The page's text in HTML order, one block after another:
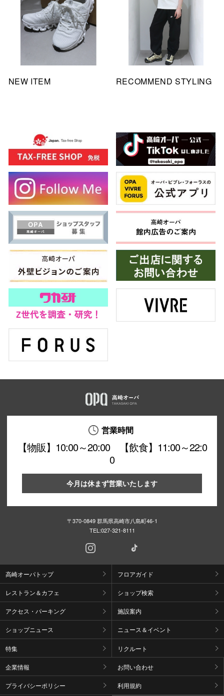
NEW ITEM RECOMMEND STYLING
営業時間
【物販】10:00～20:00 【飲食】11:00～22:0
0
今月は休まず営業いたします
〒370-0849 群馬県高崎市八島町46-1
TEL:027-321-8111
高崎オーパトップ フロアガイド
レストラン＆カフェ ショップ検索
アクセス・パーキング 施設案内
ショップニュース ニュース＆イベント
特集 リクルート
企業情報 お問い合わせ
プライバシーポリシー 利用規約